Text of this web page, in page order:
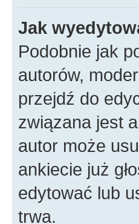
Jak
Podobnie jak
autorów,
przejdź do
związana jest
autor może
ankiecie już
edytować lub
trwa.